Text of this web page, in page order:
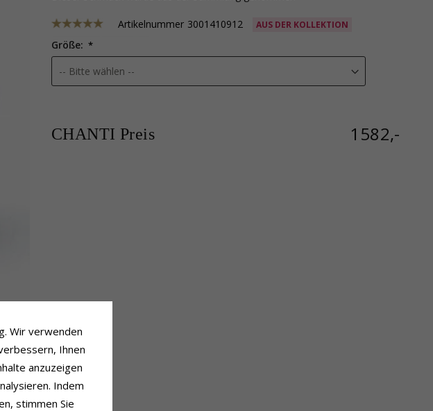
Artikelnummer 3001410912 AUS DER KOLLEKTION
Größe:
CHANTI Preis 1582,-
Wir verwenden
Ihnen
anzuzeigen
Indem
stimmen Sie